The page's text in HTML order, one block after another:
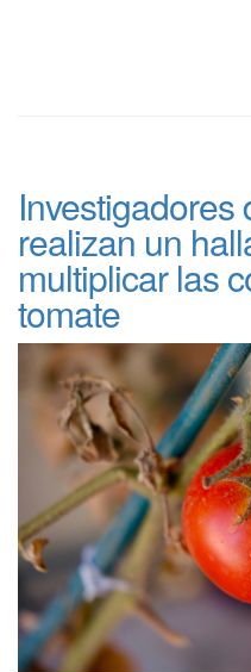
Investigadores
realizan un
multiplicar las
tomate